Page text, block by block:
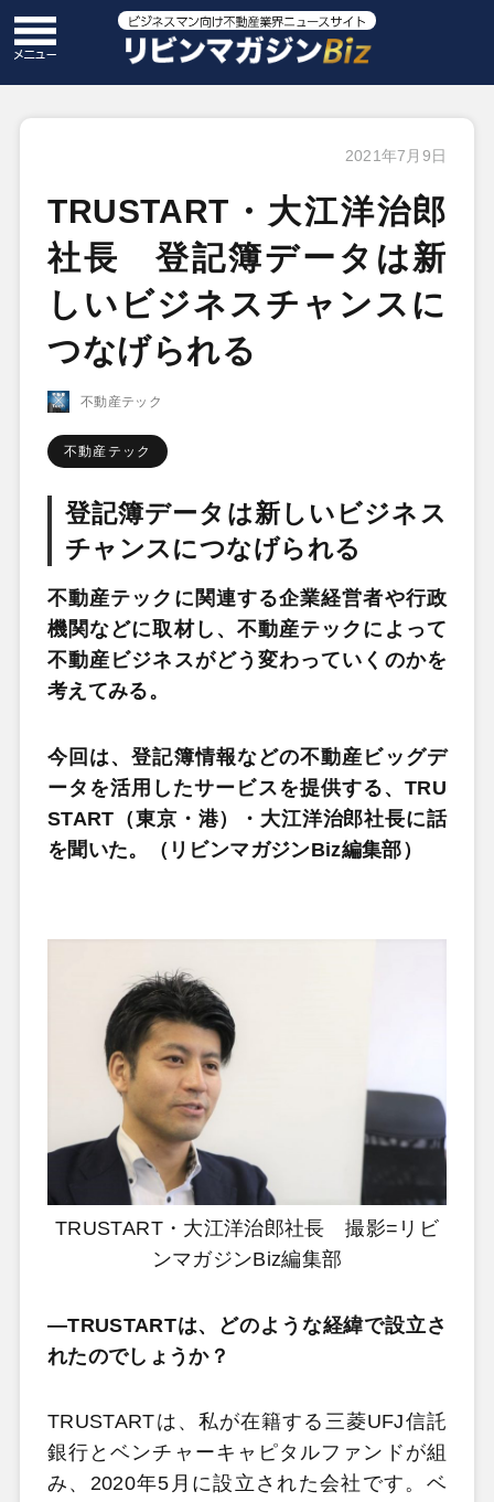
2021年7月9日
TRUSTART・大江洋治郎
社長 登記簿データは新
しいビジネスチャンスに
つなげられる
不動産テック
不動産テック
登記簿データは新しいビジネス
チャンスにつなげられる
不動産テックに関連する企業経営者や行政
機関などに取材し、不動産テックによって
不動産ビジネスがどう変わっていくのかを
考えてみる。
今回は、登記簿情報などの不動産ビッグデ
ータを活用したサービスを提供する、TRU
START（東京・港）・大江洋治郎社長に話
を聞いた。（リビンマガジンBiz編集部）
TRUSTART・大江洋治郎社長 撮影=リビ
ンマガジンBiz編集部
―TRUSTARTは、どのような経緯で設立さ
れたのでしょうか？
TRUSTARTは、私が在籍する三菱UFJ信託
銀行とベンチャーキャピタルファンドが組
み、2020年5月に設立された会社です。ベ